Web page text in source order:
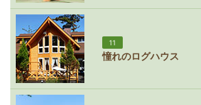
11
憧れのログハウス